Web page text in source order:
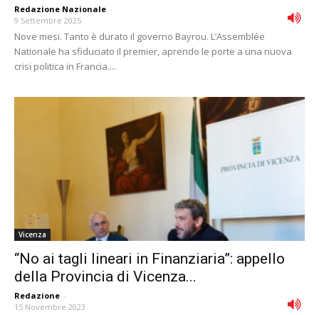
Redazione Nazionale -
9 Settembre 2025
Nove mesi. Tanto è durato il governo Bayrou. L’Assemblée
Nationale ha sfiduciato il premier, aprendo le porte a una nuova
crisi politica in Francia....
Vicenza
“No ai tagli lineari in Finanziaria”: appello
della Provincia di Vicenza...
Redazione -
15 Novembre 2023